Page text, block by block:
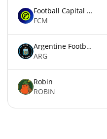
Football Capital Markets
FCM
Argentine Football Association Fan Token
ARG
Robin
ROBIN